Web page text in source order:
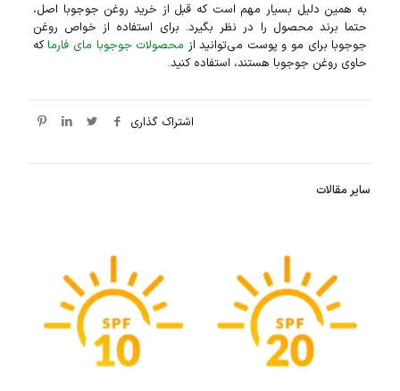
به همین دلیل بسیار مهم است که قبل از خرید روغن جوجوبا اصل،
حتما برند محصول را در نظر بگیرد. برای استفاده از خواص روغن
جوجوبا برای مو و پوست می‌توانید از محصولات جوجوبا مای فارماکه
حاوی روغن جوجوبا هستند، استفاده کنید.
اشتراک گذاری
سایر مقالات